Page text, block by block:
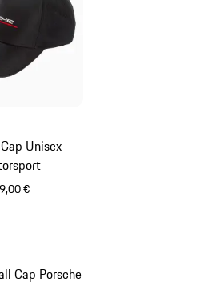
Unisex -
€
Cap Porsche